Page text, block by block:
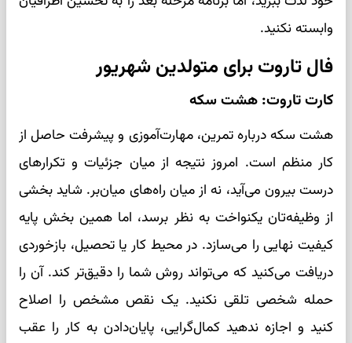
وابسته نکنید.
فال تاروت برای متولدین شهریور
کارت تاروت: هشت سکه
هشت سکه درباره تمرین، مهارت‌آموزی و پیشرفت حاصل از
کار منظم است. امروز نتیجه از میان جزئیات و تکرارهای
درست بیرون می‌آید، نه از میان راه‌های میان‌بر. شاید بخشی
از وظیفه‌تان یکنواخت به نظر برسد، اما همین بخش پایه
کیفیت نهایی را می‌سازد. در محیط کار یا تحصیل، بازخوردی
دریافت می‌کنید که می‌تواند روش شما را دقیق‌تر کند. آن را
حمله شخصی تلقی نکنید. یک نقص مشخص را اصلاح
کنید و اجازه ندهید کمال‌گرایی، پایان‌دادن به کار را عقب